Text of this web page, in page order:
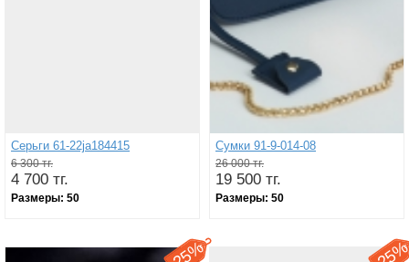
Серьги 61-22ja184415
6 300 тг.
4 700 тг.
Размеры: 50
Сумки 91-9-014-08
26 000 тг.
19 500 тг.
Размеры: 50
25%